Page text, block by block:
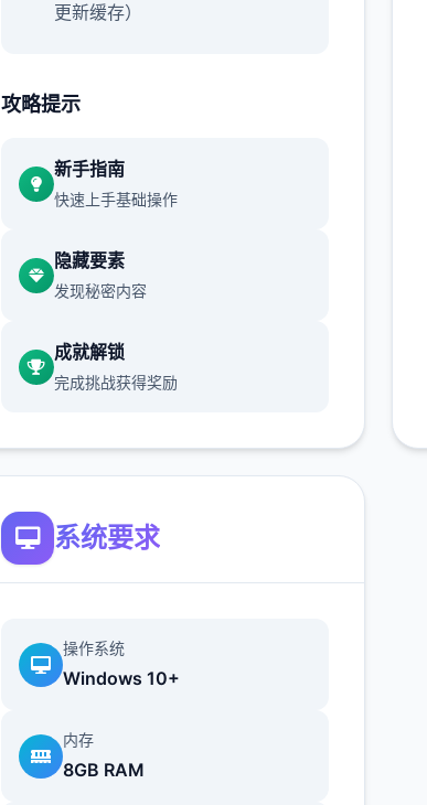
更新缓存）
催眠app秘籍：
新增chuang戏功能
时下可以进行床戏教学了
体育仓库和保健室均可触发chuang
保健室原本计划在特定时机解锁，
为角色等级≥10时开放
时下可以用剃刀自由修剪毛形状
该功能其实早已开发获胜，但因未
中使用。
数个，目前暂需通过涂鸦功能面板
使用（未来可能调整）
攻略提示
新手指南
快速上手基础操作
隐藏要素
发现秘密内容
成就解锁
完成挑战获得奖励
系统要求
操作系统
Windows 10+
内存
8GB RAM